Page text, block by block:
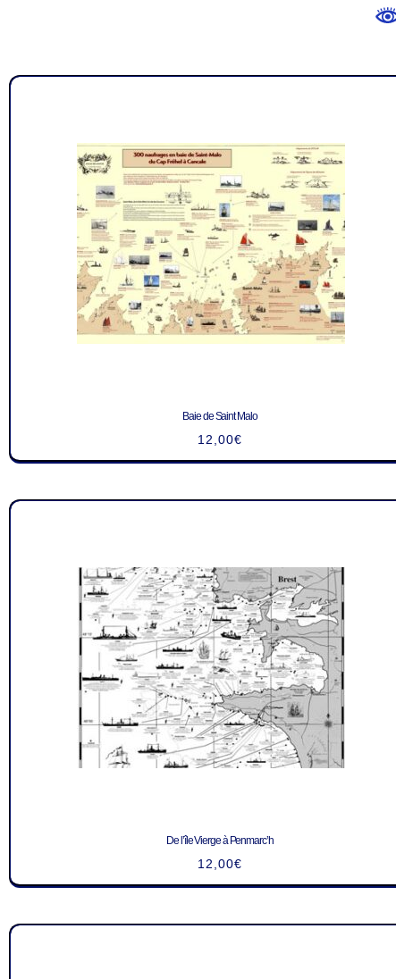
Baie de Saint Malo
12,00€
De l’île Vierge à Penmarc’h
12,00€